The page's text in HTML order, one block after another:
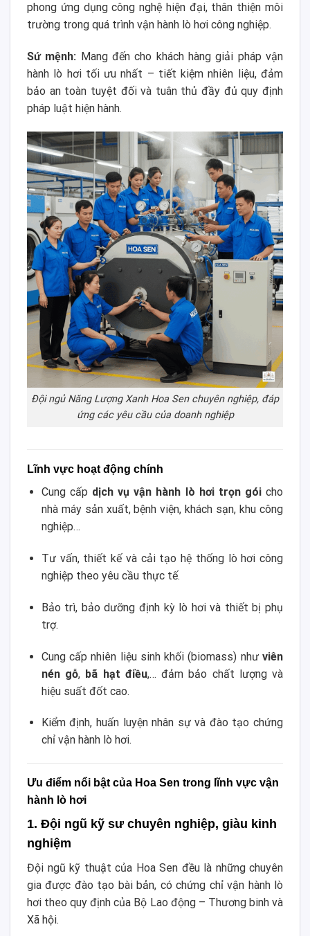
phong ứng dụng công nghệ hiện đại, thân thiện môi
trường trong quá trình vận hành lò hơi công nghiệp.
Sứ mệnh: Mang đến cho khách hàng giải pháp vận
hành lò hơi tối ưu nhất – tiết kiệm nhiên liệu, đảm
bảo an toàn tuyệt đối và tuân thủ đầy đủ quy định
pháp luật hiện hành.
Đội ngủ Năng Lượng Xanh Hoa Sen chuyên nghiệp, đáp
ứng các yêu cầu của doanh nghiệp
Lĩnh vực hoạt động chính
Cung cấp dịch vụ vận hành lò hơi trọn góicho
nhà máy sản xuất, bệnh viện, khách sạn, khu công
nghiệp…
Tư vấn, thiết kế và cải tạo hệ thống lò hơi công
nghiệp theo yêu cầu thực tế.
Bảo trì, bảo dưỡng định kỳ lò hơi và thiết bị phụ
trợ.
Cung cấp nhiên liệu sinh khối (biomass) như viên
nén gỗ, bã hạt điều,… đảm bảo chất lượng và
hiệu suất đốt cao.
Kiểm định, huấn luyện nhân sự và đào tạo chứng
chỉ vận hành lò hơi.
Ưu điểm nổi bật của Hoa Sen trong lĩnh vực vận
hành lò hơi
1. Đội ngũ kỹ sư chuyên nghiệp, giàu kinh
nghiệm
Đội ngũ kỹ thuật của Hoa Sen đều là những chuyên
gia được đào tạo bài bản, có chứng chỉ vận hành lò
hơi theo quy định của Bộ Lao động – Thương binh và
Xã hội.